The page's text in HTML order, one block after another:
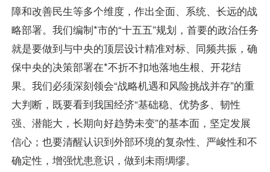
障和改善民生等多个维度，作出全面、系统、长远的战
略部署。我们编制*市的“十五五”规划，首要的政治任务
就是要做到与中央的顶层设计精准对标、同频共振，确
保中央的决策部署在*不折不扣地落地生根、开花结
果。我们必须深刻领会“战略机遇和风险挑战并存”的重
大判断，既要看到我国经济“基础稳、优势多、韧性
强、潜能大，长期向好趋势未变”的基本面，坚定发展
信心；也要清醒认识到外部环境的复杂性、严峻性和不
确定性，增强忧患意识，做到未雨绸缪。